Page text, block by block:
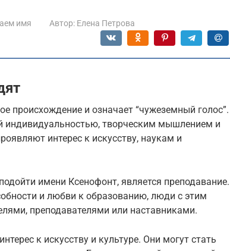
имя Автор: Елена Петрова
происхождение и означает “чужеземный голос”.
индивидуальностью, творческим мышлением и
интерес к искусству, наукам и
имени Ксенофонт, является преподавание.
и любви к образованию, люди с этим
преподавателями или наставниками.
к искусству и культуре. Они могут стать